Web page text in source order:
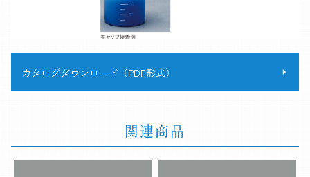
カタログダウンロード（PDF形式）
関連商品